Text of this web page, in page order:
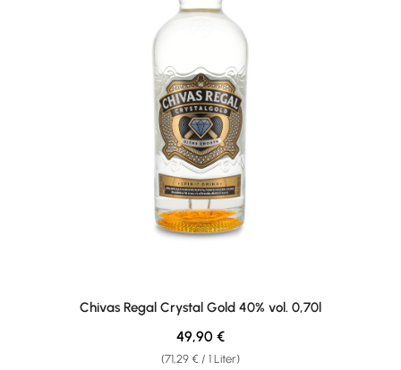
Chivas Regal Crystal Gold 40% vol. 0,70l
(71,29 € / 1 Liter)
Regulärer Preis:
49,90 €